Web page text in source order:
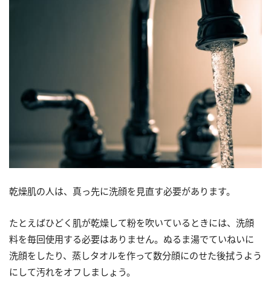
乾燥肌の人は、真っ先に洗顔を見直す必要があります。
たとえばひどく肌が乾燥して粉を吹いているときには、洗顔
料を毎回使用する必要はありません。ぬるま湯でていねいに
洗顔をしたり、蒸しタオルを作って数分顔にのせた後拭うよう
にして汚れをオフしましょう。